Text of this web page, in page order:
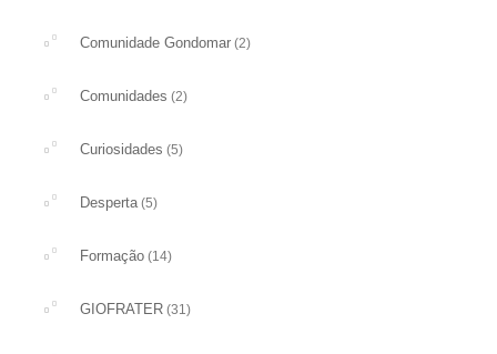
Comunidade Gondomar (2)
Comunidades (2)
Curiosidades (5)
Desperta(5)
Formação (14)
GIOFRATER (31)